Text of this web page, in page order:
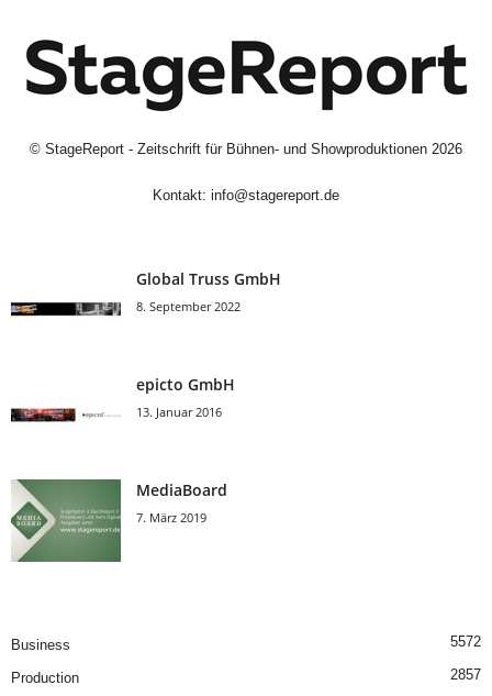
© StageReport - Zeitschrift für Bühnen- und Showproduktionen 2026
Kontakt: info@stagereport.de
Global Truss GmbH
8. September 2022
epicto GmbH
13. Januar 2016
MediaBoard
7. März 2019
Business 5572
Production 2857